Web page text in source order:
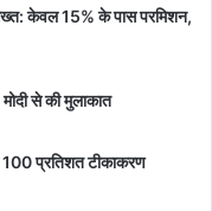
सख्त: केवल 15% के पास परमिशन,
से की मुलाकात
100 प्रतिशत टीकाकरण